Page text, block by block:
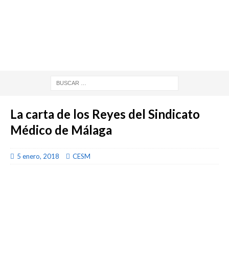
La carta de los Reyes del Sindicato
Médico de Málaga
5 enero, 2018 CESM